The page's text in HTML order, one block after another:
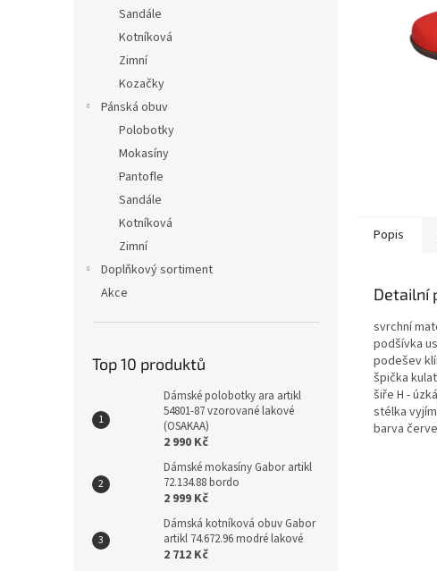
Sandále
Kotníková
Zimní
Kozačky
Pánská obuv
Polobotky
Mokasíny
Pantofle
Sandále
Kotníková
Zimní
Doplňkový sortiment
Akce
Top 10 produktů
Dámské polobotky ara artikl
54801-87 vzorované lakové
(OSAKAA)
2 990 Kč
Dámské mokasíny Gabor artikl
72.134.88 bordo
2 999 Kč
Dámská kotníková obuv Gabor
artikl 74.672.96 modré lakové
2 712 Kč
Popis
Detailní
svrchní
podšívka
podešev
špička
šiře H -
stélka
barva